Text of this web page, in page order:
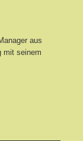
aus
mit seinem